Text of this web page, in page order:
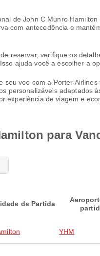
de John C Munro
com antecedência e
reservar, verifique os
ajuda você a escolher a
voo com a Porter
personalizáveis adaptados
experiência de viagem e
para
de Partida
YHM